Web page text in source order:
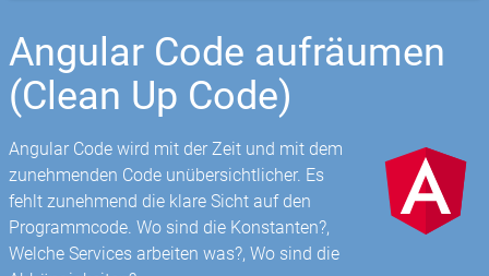
Angular Code aufräumen
(Clean Up Code)
Angular Code wird mit der Zeit und mit dem
zunehmenden Code unübersichtlicher. Es
fehlt zunehmend die klare Sicht auf den
Programmcode. Wo sind die Konstanten?,
Welche Services arbeiten was?, Wo sind die